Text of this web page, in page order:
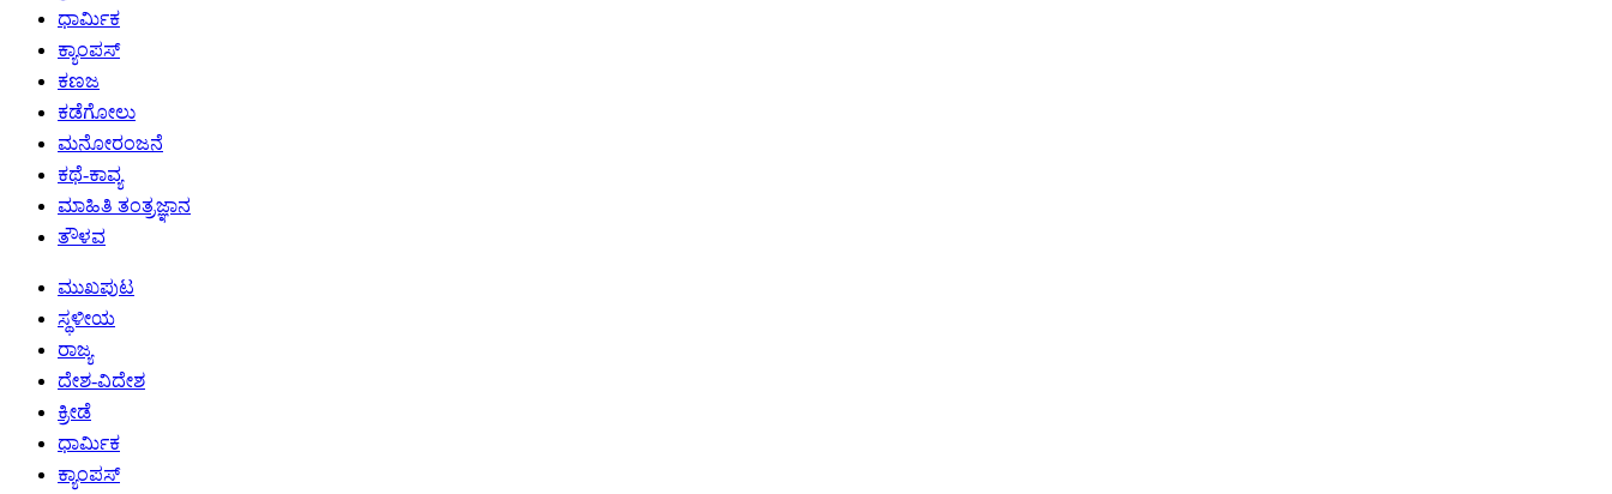
ಧಾರ್ಮಿಕ
ಕ್ಯಾಂಪಸ್
ಕಣಜ
ಕಡೆಗೋಲು
ಮನೋರಂಜನೆ
ಕಥೆ-ಕಾವ್ಯ
ಮಾಹಿತಿ ತಂತ್ರಜ್ಞಾನ
ತೌಳವ
ಮುಖಪುಟ
ಸ್ಥಳೀಯ
ರಾಜ್ಯ
ದೇಶ-ವಿದೇಶ
ಕ್ರೀಡೆ
ಧಾರ್ಮಿಕ
ಕ್ಯಾಂಪಸ್